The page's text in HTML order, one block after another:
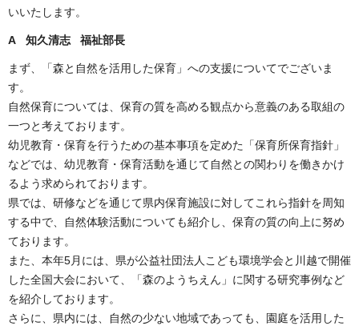
いいたします。
A 知久清志 福祉部長
まず、「森と自然を活用した保育」への支援についてでございま
す。
自然保育については、保育の質を高める観点から意義のある取組の
一つと考えております。
幼児教育・保育を行うための基本事項を定めた「保育所保育指針」
などでは、幼児教育・保育活動を通じて自然との関わりを働きかけ
るよう求められております。
県では、研修などを通じて県内保育施設に対してこれら指針を周知
する中で、自然体験活動についても紹介し、保育の質の向上に努め
ております。
また、本年5月には、県が公益社団法人こども環境学会と川越で開催
した全国大会において、「森のようちえん」に関する研究事例など
を紹介しております。
さらに、県内には、自然の少ない地域であっても、園庭を活用した